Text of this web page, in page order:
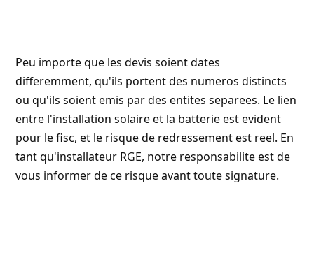
Peu importe que les devis soient dates
differemment, qu'ils portent des numeros distincts
ou qu'ils soient emis par des entites separees. Le lien
entre l'installation solaire et la batterie est evident
pour le fisc, et le risque de redressement est reel. En
tant qu'installateur RGE, notre responsabilite est de
vous informer de ce risque avant toute signature.